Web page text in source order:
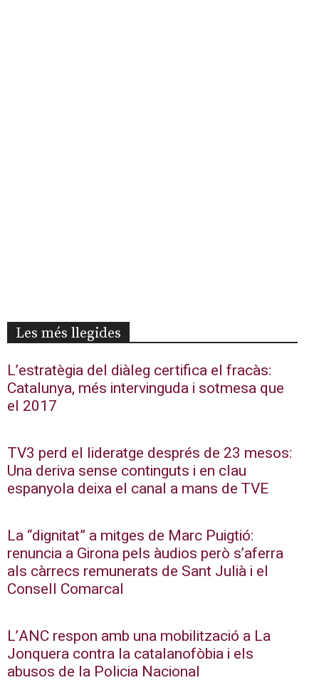
Les més llegides
L’estratègia del diàleg certifica el fracàs:
Catalunya, més intervinguda i sotmesa que
el 2017
TV3 perd el lideratge després de 23 mesos:
Una deriva sense continguts i en clau
espanyola deixa el canal a mans de TVE
La “dignitat” a mitges de Marc Puigtió:
renuncia a Girona pels àudios però s’aferra
als càrrecs remunerats de Sant Julià i el
Consell Comarcal
L’ANC respon amb una mobilització a La
Jonquera contra la catalanofòbia i els
abusos de la Policia Nacional